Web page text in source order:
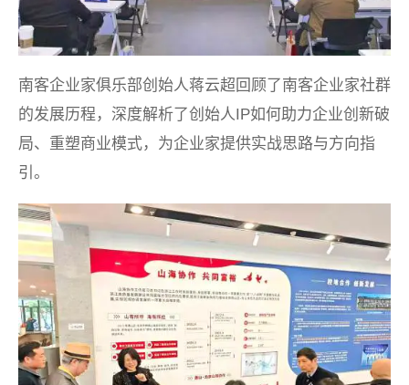
南客企业家俱乐部创始人蒋云超回顾了南客企业家社群
的发展历程，深度解析了创始人IP如何助力企业创新破
局、重塑商业模式，为企业家提供实战思路与方向指
引。